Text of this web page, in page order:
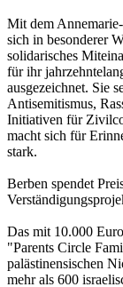
Mit dem
sich in besonderer
solidarisches
für ihr
ausgezeichnet. Sie
Antisemitismus,
Initiativen für
macht sich für
stark.
Berben spendet
Das mit 10.000
"Parents Circle
palästinensischen
mehr als 600